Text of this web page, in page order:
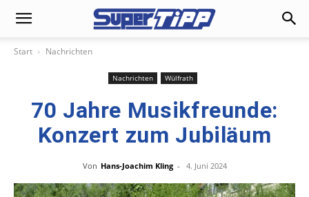
Start Nachrichten
Nachrichten Wülfrath
70 Jahre Musikfreunde:
Konzert zum Jubiläum
Von Hans-Joachim Kling - 4. Juni 2024